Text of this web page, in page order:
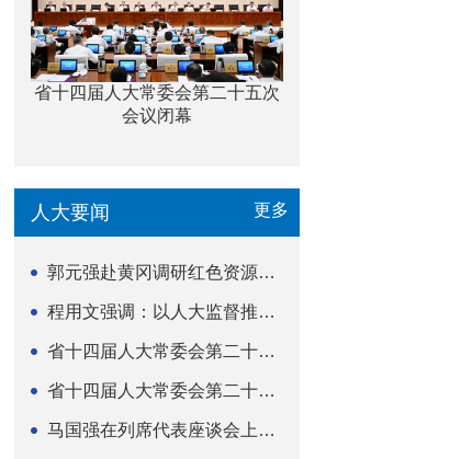
省十四届人大常委会第二十五次
会议闭幕
人大要闻 更多
郭元强赴黄冈调研红色资源保护传承立法等工作
程用文强调：以人大监督推动科技金融高质量发展
省十四届人大常委会第二十五次会议闭幕
省十四届人大常委会第二十五次会议举行
马国强在列席代表座谈会上强调 以精准履职筑牢荆楚...